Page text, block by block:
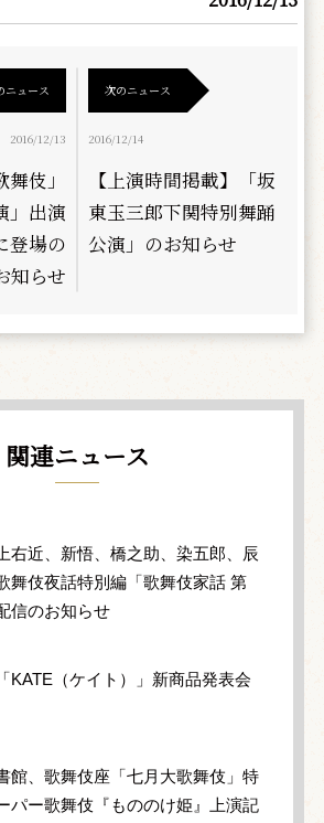
ニュース
2016/12/13
舞伎」
」出演
登場の
知らせ
次のニュース
2016/12/14
【上演時間掲載】「坂
東玉三郎下関特別舞踊
公演」のお知らせ
関連ニュース
右近、新悟、橋之助、染五郎、辰
舞伎夜話特別編「歌舞伎家話 第
信のお知らせ
KATE（ケイト）」新商品発表会
館、歌舞伎座「七月大歌舞伎」特
パー歌舞伎『もののけ姫』上演記